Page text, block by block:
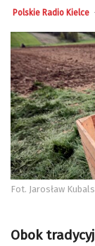
Polskie Radio Kielce
Fot. Jarosław
Obok